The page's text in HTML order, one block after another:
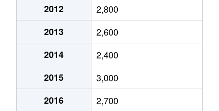
500万円 杉田(神奈川)
1,400万円 根岸(神奈川)
3,200万円 根岸(神奈川)
1,400万円 根岸(神奈川)
中浜町
3,000万円 根岸(神奈川)
2012
2,800
2013
2,600
2014
2,400
2015
3,000
2016
2,700